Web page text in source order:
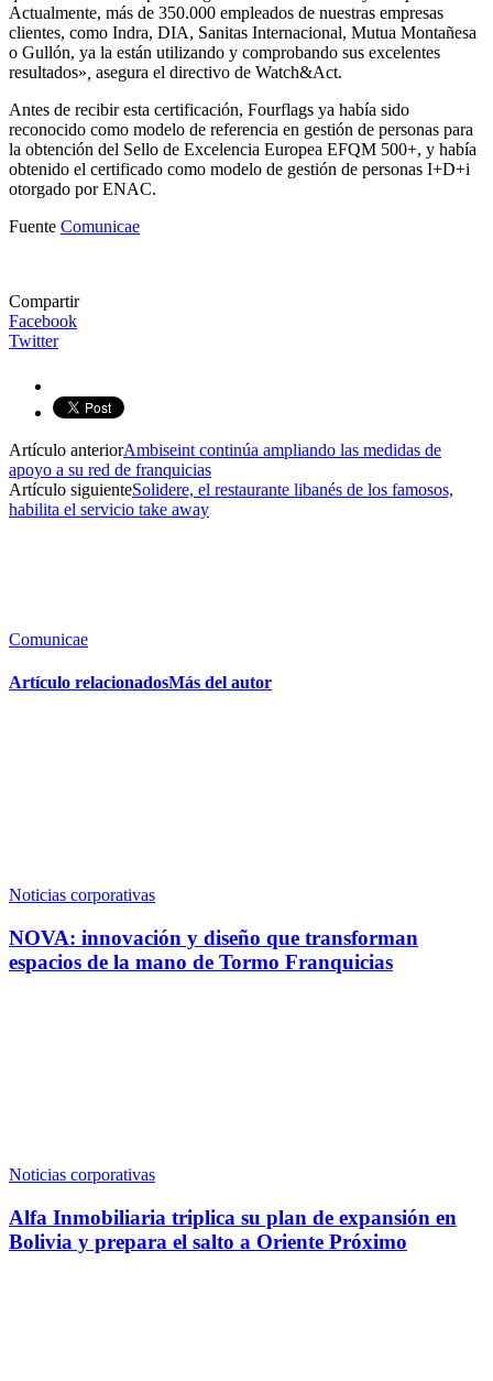
Actualmente, más de 350.000 empleados de nuestras empresas
clientes, como Indra, DIA, Sanitas Internacional, Mutua Montañesa
o Gullón, ya la están utilizando y comprobando sus excelentes
resultados» asegura el directivo de Watch&Act.
Antes de recibir esta certificación, Fourflags ya había sido
reconocido como modelo de referencia en gestión de personas para
la obtención del Sello de Excelencia Europea EFQM 500+, y había
obtenido el certificado como modelo de gestión de personas I+D+i
otorgado por ENAC.
Fuente Comunicae
Compartir
Facebook
Twitter
Artículo anteriorAmbiseint continúa ampliando las medidas de
apoyo a su red de franquicias
Artículo siguienteSolidere, el restaurante libanés de los famosos,
habilita el servicio take away
Comunicae
Artículo relacionadosMás del autor
Noticias corporativas
NOVA: innovación y diseño que transforman
espacios de la mano de Tormo Franquicias
Noticias corporativas
Alfa Inmobiliaria triplica su plan de expansión en
Bolivia y prepara el salto a Oriente Próximo